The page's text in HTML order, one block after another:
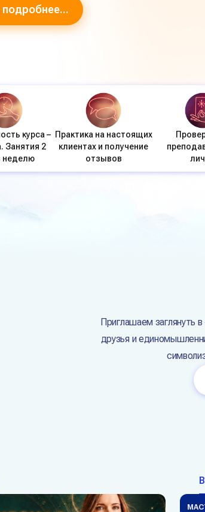
подробнее...
курса –
Занятия 2
неделю
Практика на настоящих
клиентах и получение
отзывов
Приглашаем заглянуть
друзья и